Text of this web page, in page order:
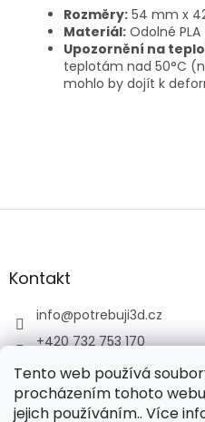
Tento web používá
procházením tohoto
jejich používáním.. Více
Rozměry: 54 mm x
Materiál: Odolné
Upozornění na
teplotám nad 50°C
mohlo by dojít k
Z
aKontakt
info@potrebuji3d.cz
+420 732 753 170
+420 732 753 170